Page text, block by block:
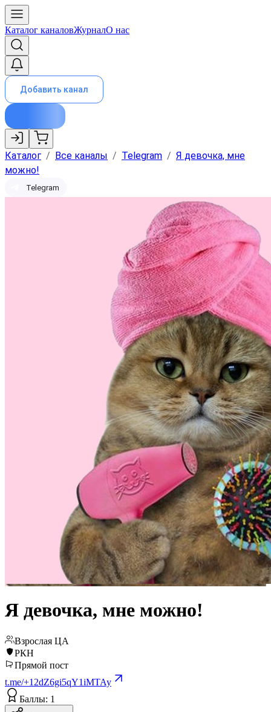
Каталог каналовЖурналО нас
Добавить канал
Каталог / Все каналы / Telegram / Я девочка, мне
можно!
Telegram
Я девочка, мне можно!
Взрослая ЦА
РКН
Прямой пост
t.me/+12dZ6gi5qY1iMTAy
Баллы: 1